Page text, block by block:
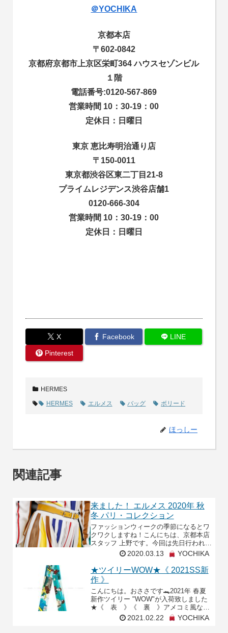
＠YOCHIKA
京都本店
〒602-0842
京都府京都市上京区栄町364 ハウスセゾンビル
１階
電話番号:0120-567-869
営業時間 10：30-19：00
定休日：日曜日
東京 恵比寿明治通り店
〒150-0011
東京都渋谷区東二丁目21-8
プライムレジデンス渋谷店舗1
0120-666-304
営業時間 10：30-19：00
定休日：日曜日
X Facebook
LINE
Pinterest
HERMES
HERMES
エルメス バッグ ボリード
ほっしー
関連記事
来ました！ エルメス 2020年 秋
冬 パリ・コレクション
ファッションウィークの季節になるとワ
クワクしますね！こんにちは、京都本店
スタッフ 上野です。今回は先日行われた
エルメス 2020年 秋冬 パリ・ウィメンズ
コレクションについて。モンドリアンの
絵画を思わ
2020.03.13 YOCHIKA
★ツイリーWOW★《 2021SS新
作 》
こんにちは。おささです🐊2021年 春夏
新作ツイリー "WOW"が入荷致しました
★《 表 》《 裏 》アメコミ風な柄
が特徴!!表面は女性が乗り物に乗りなが
ら自由に駆け回っている様子裏面はゴル
2021.02.22 YOCHIKA